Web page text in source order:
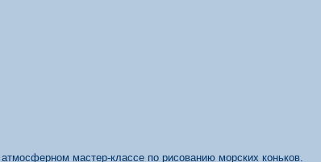
мастер-классе по рисованию морских коньков.